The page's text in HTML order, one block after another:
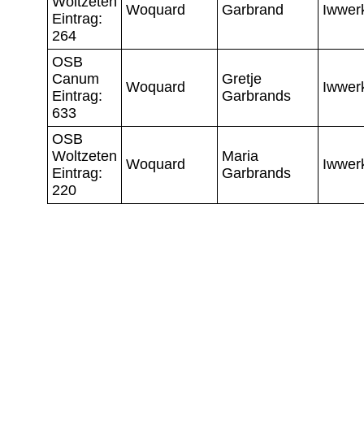
Eintrag:
264
Woquard Garbrand
OSB
Canum
Eintrag:
633
Woquard
Gretje
Garbrands
OSB
Woltzeten
Eintrag:
220
Woquard
Maria
Garbrands